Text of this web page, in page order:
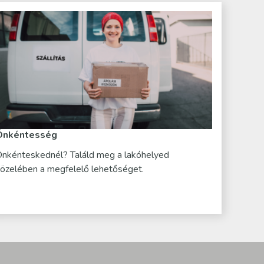
Találd meg a lakóhelyed
a megfelelő lehetőséget.